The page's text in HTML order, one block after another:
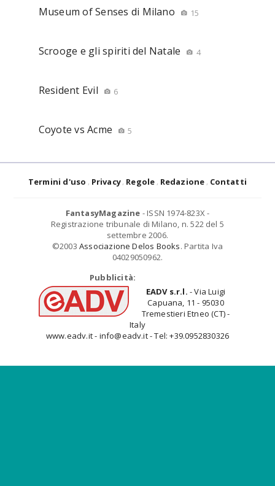
Museum of Senses di Milano 15
Scrooge e gli spiriti del Natale 4
Resident Evil 6
Coyote vs Acme 5
Termini d'uso Privacy Regole Redazione Contatti
FantasyMagazine - ISSN 1974-823X -
Registrazione tribunale di Milano, n. 522 del 5
settembre 2006.
©2003 Associazione Delos Books. Partita Iva
04029050962.
Pubblicità:
EADV s.r.l. - Via Luigi
Capuana, 11 - 95030
Tremestieri Etneo (CT) -
Italy
www.eadv.it - info@eadv.it - Tel: +39.0952830326